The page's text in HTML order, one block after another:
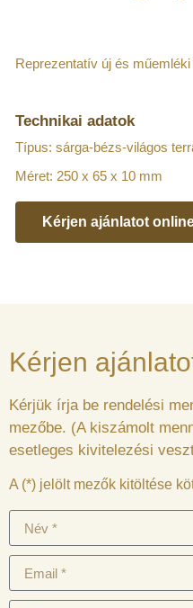
Reprezentatív új és
Technikai adatok
Típus: sárga-bézs-világos
Méret: 250 x 65 x 10 mm
Kérjen ajánlatot
Kérjen
Kérjük írja be rendelési
mezőbe. (A kiszámolt
esetleges kivitelezési
A (*) jelölt mezők kitöltése